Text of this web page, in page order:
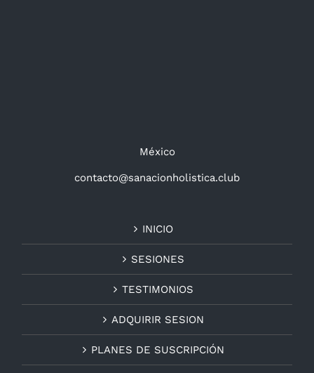
México
contacto@sanacionholistica.club
INICIO
SESIONES
TESTIMONIOS
ADQUIRIR SESION
PLANES DE SUSCRIPCIÓN